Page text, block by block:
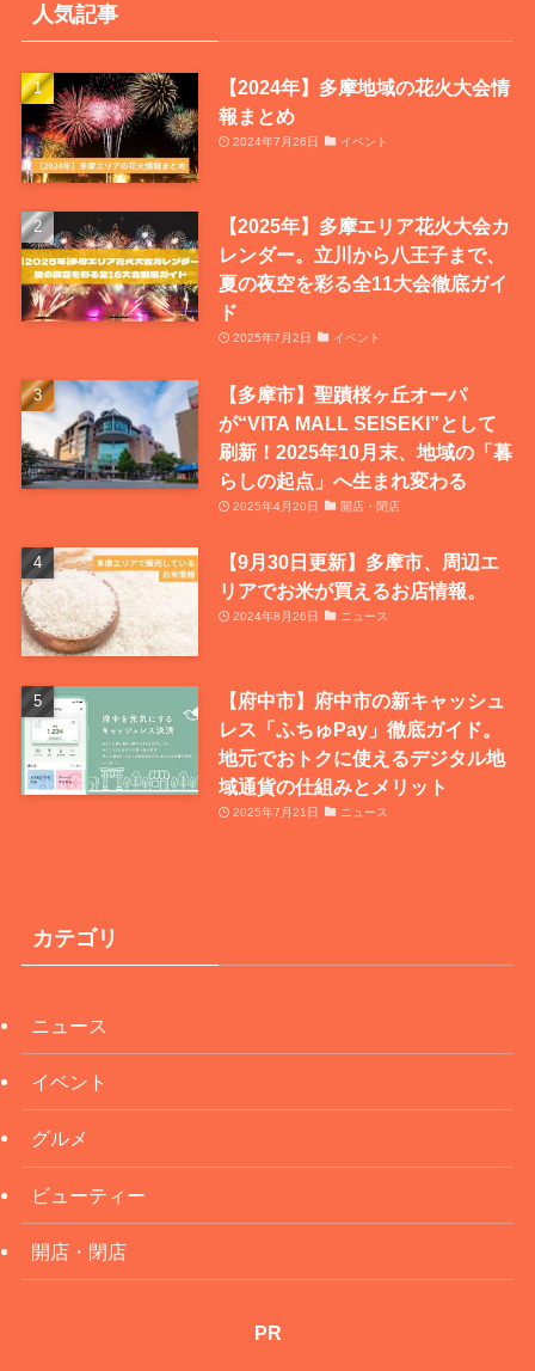
人気記事
【2024年】多摩地域の花火大会情
報まとめ
2024年7月26日 イベント
【2025年】多摩エリア花火大会カ
レンダー。立川から八王子まで、
夏の夜空を彩る全11大会徹底ガイ
ド
2025年7月2日 イベント
【多摩市】聖蹟桜ヶ丘オーパ
が“VITA MALL SEISEKI”として
刷新！2025年10月末、地域の「暮
らしの起点」へ生まれ変わる
2025年4月20日 開店・閉店
【9月30日更新】多摩市、周辺エ
リアでお米が買えるお店情報。
2024年8月26日 ニュース
【府中市】府中市の新キャッシュ
レス「ふちゅPay」徹底ガイド。
地元でおトクに使えるデジタル地
域通貨の仕組みとメリット
2025年7月21日 ニュース
カテゴリ
ニュース
イベント
グルメ
ビューティー
開店・閉店
PR